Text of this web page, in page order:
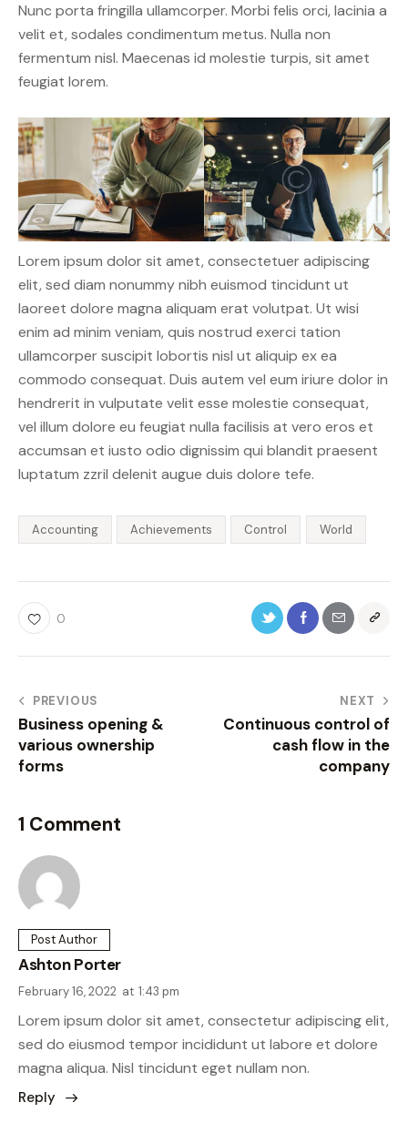
Nunc porta fringilla ullamcorper. Morbi felis orci, lacinia a
velit et, sodales condimentum metus. Nulla non
fermentum nisl. Maecenas id molestie turpis, sit amet
feugiat lorem.
Lorem ipsum dolor sit amet, consectetuer adipiscing
elit, sed diam nonummy nibh euismod tincidunt ut
laoreet dolore magna aliquam erat volutpat. Ut wisi
enim ad minim veniam, quis nostrud exerci tation
ullamcorper suscipit lobortis nisl ut aliquip ex ea
commodo consequat. Duis autem vel eum iriure dolor in
hendrerit in vulputate velit esse molestie consequat,
vel illum dolore eu feugiat nulla facilisis at vero eros et
accumsan et iusto odio dignissim qui blandit praesent
luptatum zzril delenit augue duis dolore tefe.
Accounting Achievements Control World
0
PREVIOUS
Business opening &
various ownership
forms
NEXT
Continuous control of
cash flow in the
company
1 Comment
Post Author
Ashton Porter
February 16, 2022 at 1:43 pm
Lorem ipsum dolor sit amet, consectetur adipiscing elit,
sed do eiusmod tempor incididunt ut labore et dolore
magna aliqua. Nisl tincidunt eget nullam non.
Reply